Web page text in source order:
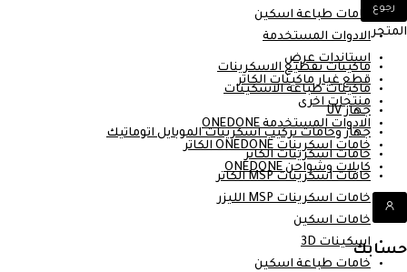
رجوع
المتجر
ماكينات تقطيع الاسكرينات
ماكينات طباعة الاسكينات
جهاز UV
جهاز وخامات تركيب اسكرينات الموبايل اتوماتيك
خامات اسكرينات الكاتر
خامات اسكرينات MSP الكاتر
خامات اسكرينات MSP الليزر
خامات اسكين
اسكينات 3D
خامات طباعة اسكين
خامات طباعة اسكين
الادوات المستخدمة
استاندات عرض
قطع غيار ماكينات الكاتر
منتجات اخرى
الادوات المستخدمة ONEDONE
خامات اسكرينات ONEDONE الكاتر
كابلات وشواحن ONEDONE
حسابك